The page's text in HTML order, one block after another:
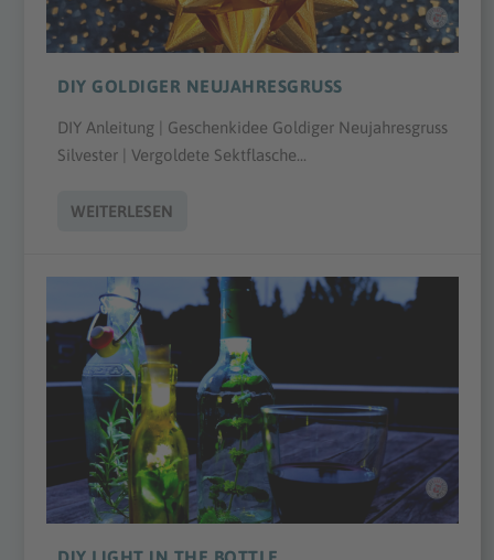
DIY GOLDIGER NEUJAHRESGRUSS
DIY Anleitung | Geschenkidee Goldiger Neujahresgruss
Silvester | Vergoldete Sektflasche...
WEITERLESEN